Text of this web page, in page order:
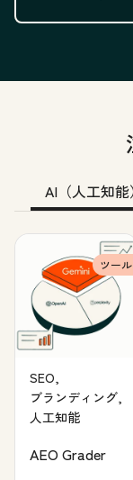
AI（人工知能）
ツール
SEO,
ブランディング,
人工知能
AEO Grader